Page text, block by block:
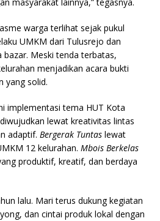
warga terlihat sejak pukul
UMKM dari Tulusrejo dan
Meski tenda terbatas,
menjadikan acara bukti
yang solid.
implementasi tema HUT Kota
diwujudkan lewat kreativitas lintas
adaptif. Bergerak Tuntas lewat
12 kelurahan. Mbois Berkelas
produktif, kreatif, dan berdaya
lalu. Mari terus dukung kegiatan
dan cintai produk lokal dengan